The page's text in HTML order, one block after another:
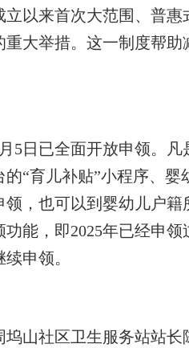
来首次大范围、普惠
大举措。这一制度帮
日已全面开放申领。凡
的“育儿补贴”小程序、
，也可以到婴幼儿户
能，即2025年已经申
申领。
坞山社区卫生服务站站长